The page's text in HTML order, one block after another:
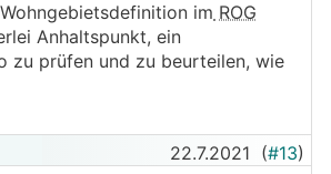
im ROG
Anhaltspunkt, ein
zu prüfen und zu beurteilen, wie
22.7.2021 (#13)